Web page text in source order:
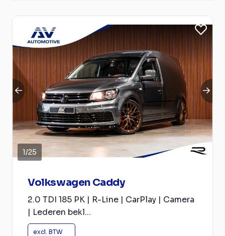
1/25
Volkswagen Caddy
2.0 TDI 185 PK | R-Line | CarPlay | Camera
| Lederen bekl...
excl. BTW